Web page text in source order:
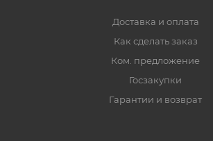
Доставка и оплата
Как сделать заказ
Ком. предложение
Госзакупки
Гарантии и возврат